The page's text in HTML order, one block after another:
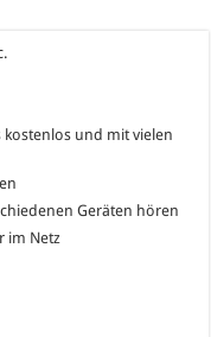
kostenlos und mit vielen
Geräten hören
im Netz